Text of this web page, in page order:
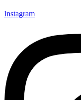
Instagram